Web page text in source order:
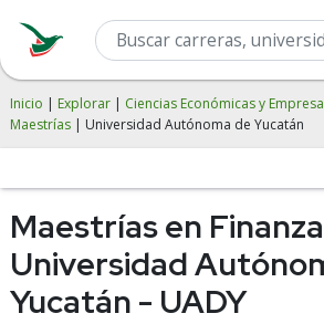
Inicio | Explorar | Ciencias Económicas y
Maestrías | Universidad Autónoma de Yucatán
Maestrías en
Universidad
Yucatán - UADY